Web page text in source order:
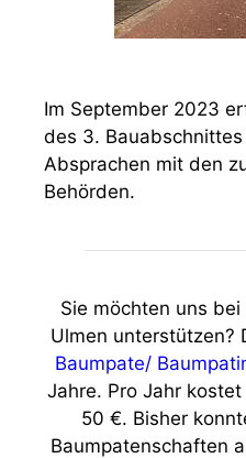
Im September 2023
des 3.
Absprachen mit den
Behörden.
Sie möchten uns
Ulmen unterstützen?
Baumpate/
Jahre. Pro Jahr
50 €. Bisher
Baumpatenschaften